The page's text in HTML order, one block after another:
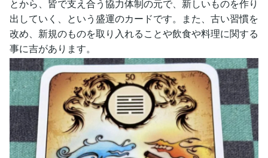
とから、皆で支え合う協力体制の元で、新しいものを作り
出していく、という盛運のカードです。また、古い習慣を
改め、新規のものを取り入れることや飲食や料理に関する
事に吉があります。